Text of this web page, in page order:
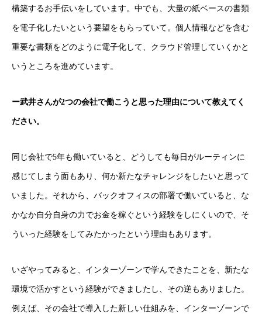
構築するお手伝いをしています。中でも、大量の紙ベースの書類
を電子化したいという要望をもらっていて。個人情報などを含む
重要な書類をどのように電子化して、クラウド管理していくかと
いうところを進めています。
ー武井さんが2つの会社で働こうと思った理由について教えてく
ださい。
同じ会社で5年も働いていると、どうしても毎日がルーティンに
感じてしまう面もあり、何か新たなチャレンジをしたいと思って
いました。それから、バックオフィスの部署で働いていると、な
かなか自分自身の力でお金を稼ぐという経験をしにくいので、そ
ういった経験をしてみたかったという理由もあります。
いざやってみると、インターゾーンで学んできたことを、新たな
環境で活かすという経験ができましたし、その逆もありました。
例えば、その会社で導入した新しい仕組みを、インターゾーンで